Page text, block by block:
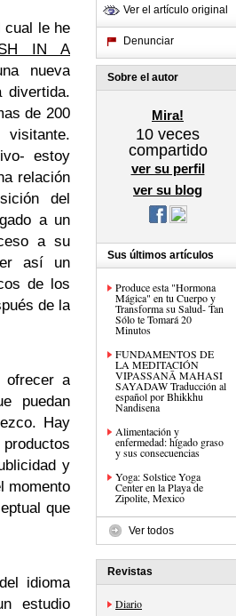
cual le he
IN A
nueva
divertida.
de 200
estoy
relación
del
a un
a su
así un
de los
de la
ofrecer a
puedan
Hay
y
momento
que
idioma
estudio
Ver el artículo original
Denunciar
Sobre el autor
Mira!
10 veces
compartido
ver su perfil
ver su blog
Sus últimos artículos
Produce esta "Hormona
Mágica" en tu Cuerpo y
Transforma su Salud- Tan
Sólo te Tomará 20
Minutos
FUNDAMENTOS DE
LA MEDITACIÓN
VIPASSANĀ MAHASI
SAYADAW Traducción al
español por Bhikkhu
Nandisena
Alimentación y
enfermedad: hígado graso
y sus consecuencias
Yoga: Solstice Yoga
Center en la Playa de
Zipolite, Mexico
Ver todos
Revistas
Diario